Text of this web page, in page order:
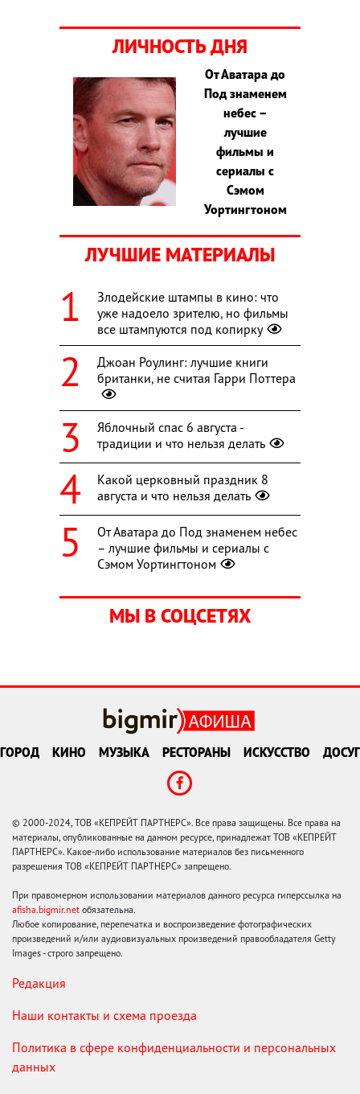
ЛИЧНОСТЬ ДНЯ
От Аватара до
Под знаменем
небес –
лучшие
фильмы и
сериалы с
Сэмом
Уортингтоном
ЛУЧШИЕ МАТЕРИАЛЫ
Злодейские штампы в кино: что
уже надоело зрителю, но фильмы
все штампуются под копирку
Джоан Роулинг: лучшие книги
британки, не считая Гарри Поттера
Яблочный спас 6 августа -
традиции и что нельзя делать
Какой церковный праздник 8
августа и что нельзя делать
От Аватара до Под знаменем небес
– лучшие фильмы и сериалы с
Сэмом Уортингтоном
МЫ В СОЦСЕТЯХ
ГОРОД КИНО МУЗЫКА РЕСТОРАНЫ ИСКУССТВО ДОСУГ
© 2000-2024, ТОВ «КЕПРЕЙТ ПАРТНЕРС». Все права защищены. Все права на
материалы, опубликованные на данном ресурсе, принадлежат ТОВ «КЕПРЕЙТ
ПАРТНЕРС». Какое-либо использование материалов без письменного
разрешения ТОВ «КЕПРЕЙТ ПАРТНЕРС» запрещено.
При правомерном использовании материалов данного ресурса гиперссылка на
afisha.bigmir.net обязательна.
Любое копирование, перепечатка и воспроизведение фотографических
произведений и/или аудиовизуальных произведений правообладателя Getty
Images - строго запрещено.
Редакция
Наши контакты и схема проезда
Политика в сфере конфиденциальности и персональных
данных